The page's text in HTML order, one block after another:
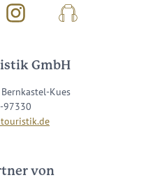
InstagramPodcast
GmbH
Kues
97330
von